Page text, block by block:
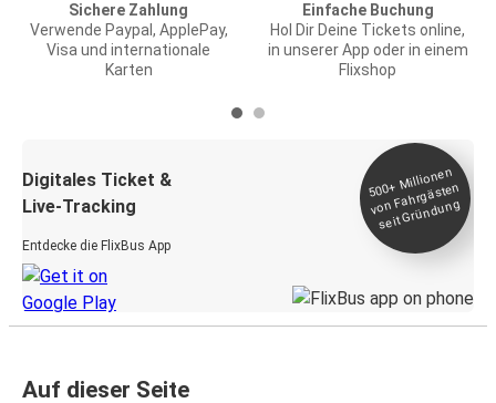
Sichere Zahlung
Verwende Paypal, ApplePay,
Visa und internationale
Karten
Einfache Buchung
Hol Dir Deine Tickets online,
in unserer App oder in einem
Flixshop
Digitales Ticket &
Live-Tracking
Entdecke die FlixBus App
500+
Millionen
von Fahrgästen
seit
Gründung
Auf dieser Seite